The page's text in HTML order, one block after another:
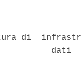
di
dati